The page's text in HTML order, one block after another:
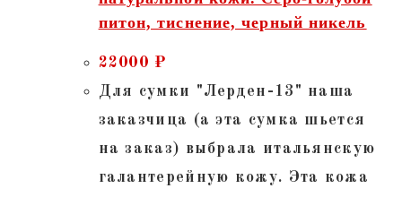
питон, тиснение, черный никель
22000 ₽
Для сумки "Лерден-13" наша
заказчица (а эта сумка шьется
на заказ) выбрала итальянскую
галантерейную кожу. Эта кожа